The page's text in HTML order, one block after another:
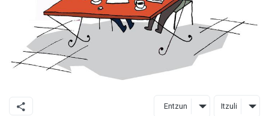
Entzun Itzuli